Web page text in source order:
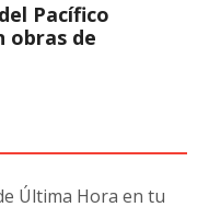
Pacífico
obras de
Última Hora en tu